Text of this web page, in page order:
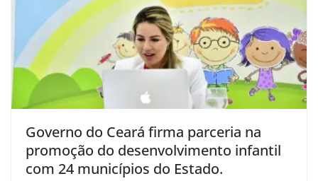
Governo do Ceará firma parceria na
promoção do desenvolvimento infantil
com 24 municípios do Estado.